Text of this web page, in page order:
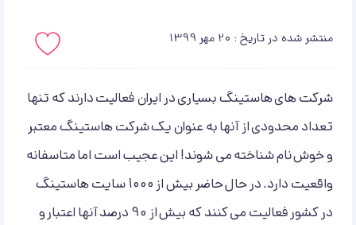
منتشر شده در تاریخ : 20 مهر 1399
شرکت های هاستینگ بسیاری در ایران فعالیت دارند که تنها
تعداد محدودی از آنها به عنوان یک شرکت هاستینگ معتبر
و خوش نام شناخته می شوند! این عجیب است اما متاسفانه
واقعیت دارد. در حال حاضر بیش از 1000 سایت هاستینگ
در کشور فعالیت می کنند که بیش از 90 درصد آنها اعتبار و